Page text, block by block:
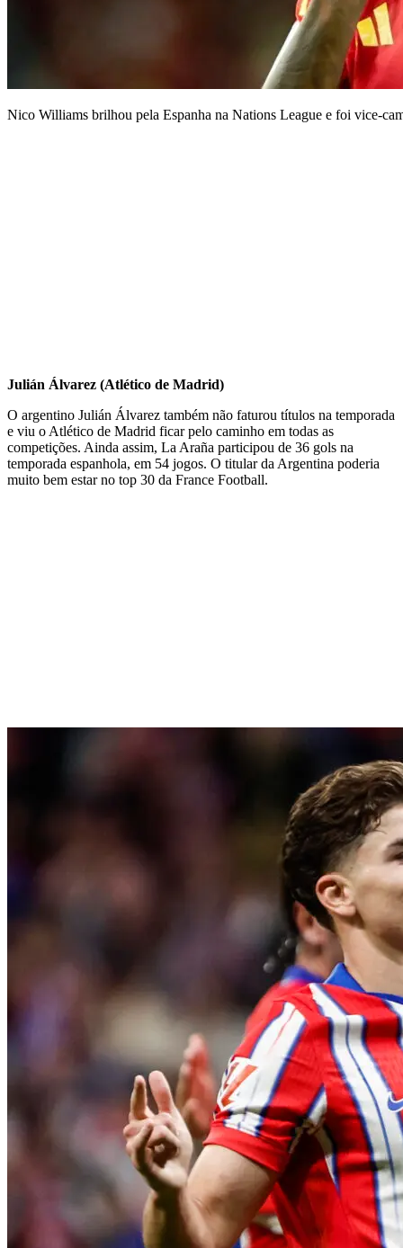
Nico Williams brilhou pela Espanha na Nations League e foi vice-
Julián Álvarez (Atlético de Madrid)
O argentino Julián Álvarez também não faturou títulos na temporada
e viu o Atlético de Madrid ficar pelo caminho em todas as
competições. Ainda assim, La Araña participou de 36 gols na
temporada espanhola, em 54 jogos. O titular da Argentina poderia
muito bem estar no top 30 da France Football.